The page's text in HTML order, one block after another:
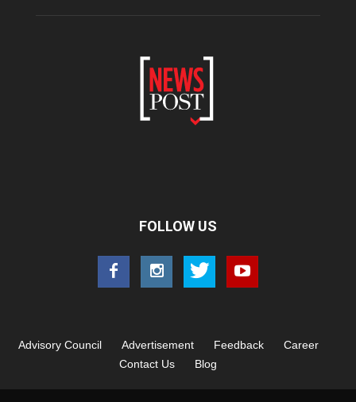
FOLLOW US
Advisory Council Advertisement Feedback
Career
Contact Us
Blog